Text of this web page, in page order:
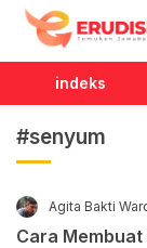
Erudisi
Temukan
indeks
#senyum
Agita Bakti
Cara